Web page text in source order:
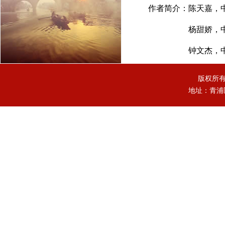
作者简介：陈天嘉，
杨甜娇
钟文杰，中国科
版权所
地址：青浦